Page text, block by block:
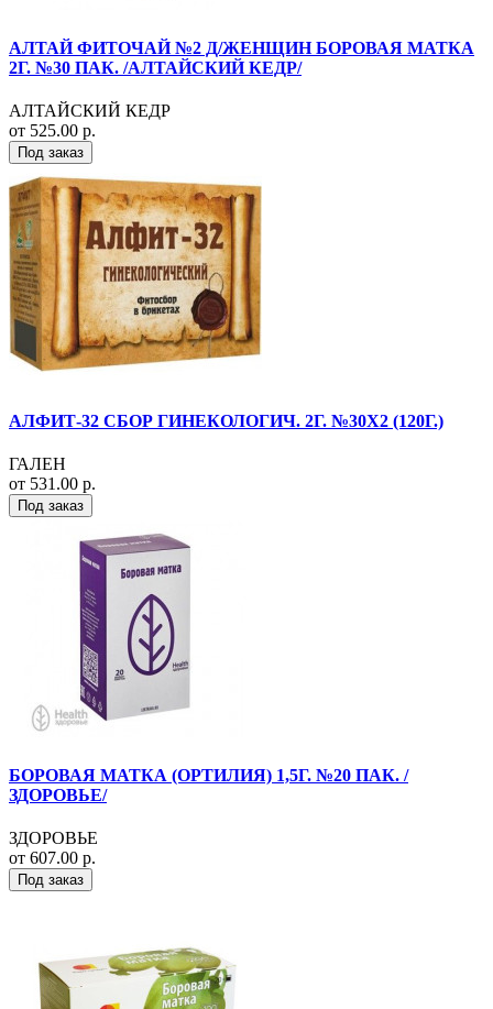
АЛТАЙ ФИТОЧАЙ №2 Д/ЖЕНЩИН БОРОВАЯ МАТКА
2Г. №30 ПАК. /АЛТАЙСКИЙ КЕДР/
АЛТАЙСКИЙ КЕДР
от 525.00 р.
Под заказ
АЛФИТ-32 СБОР ГИНЕКОЛОГИЧ. 2Г. №30Х2 (120Г.)
ГАЛЕН
от 531.00 р.
Под заказ
БОРОВАЯ МАТКА (ОРТИЛИЯ) 1,5Г. №20 ПАК. /
ЗДОРОВЬЕ/
ЗДОРОВЬЕ
от 607.00 р.
Под заказ